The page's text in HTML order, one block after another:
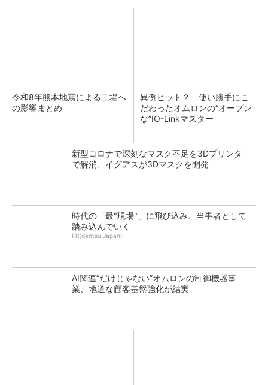
令和8年熊本地震による工場へ
の影響まとめ
異例ヒット？ 使い勝手にこ
だわったオムロンの“オープン
な”IO-Linkマスター
新型コロナで深刻なマスク不足を3Dプリンタ
で解消、イグアスが3Dマスクを開発
時代の「最"現場"」に飛び込み、当事者として
踏み込んでいく
PR(dentsu Japan)
AI関連“だけじゃない”オムロンの制御機器事
業、地道な顧客基盤強化が結実